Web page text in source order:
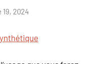
19, 2024